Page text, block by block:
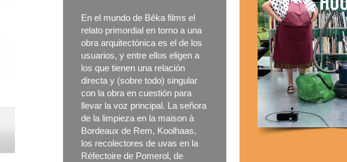
En el mundo de Bêka films el
relato primordial en torno a una
obra arquitectónica es el de los
usuarios, y entre ellos eligen a
los que tienen una relación
directa y (sobre todo) singular
con la obra en cuestión para
llevar la voz principal. La señora
de la limpieza en la maison à
Bordeaux de Rem, Koolhaas,
los recolectores de uvas en la
Réfectoire de Pomerol, de